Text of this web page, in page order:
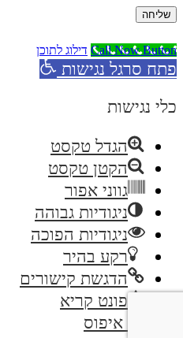
שליחה
Call Now Button דילוג לתוכן
פתח סרגל נגישות
כלי נגישות
הגדל טקסט
הקטן טקסט
גווני אפור
ניגודיות גבוהה
ניגודיות הפוכה
רקע בהיר
הדגשת קישורים
פונט קריא
איפוס